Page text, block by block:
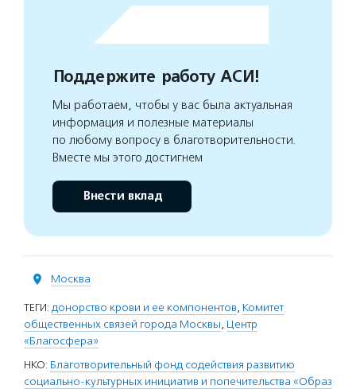
Поддержите работу АСИ!
Мы работаем, чтобы у вас была актуальная
информация и полезные материалы
по любому вопросу в благотворительности.
Вместе мы этого достигнем
Внести вклад
Москва
ТЕГИ: донорство крови и ее компонентов, Комитет
общественных связей города Москвы, Центр
«Благосфера»
НКО: Благотворительный фонд содействия развитию
социально-культурных инициатив и попечительства «Образ